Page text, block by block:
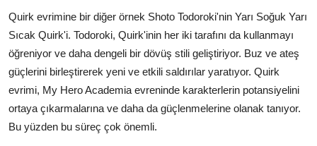
Quirk evrimine bir diğer örnek Shoto Todoroki'nin Yarı Soğuk Yarı
Sıcak Quirk'i. Todoroki, Quirk'inin her iki tarafını da kullanmayı
öğreniyor ve daha dengeli bir dövüş stili geliştiriyor. Buz ve ateş
güçlerini birleştirerek yeni ve etkili saldırılar yaratıyor. Quirk
evrimi, My Hero Academia evreninde karakterlerin potansiyelini
ortaya çıkarmalarına ve daha da güçlenmelerine olanak tanıyor.
Bu yüzden bu süreç çok önemli.